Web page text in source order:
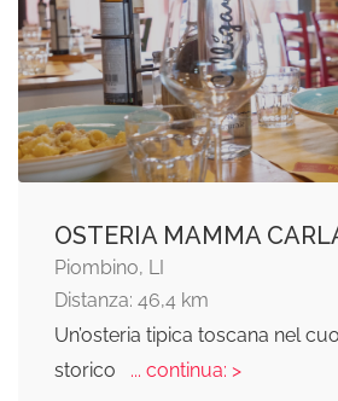
OSTERIA MAMMA
Piombino, LI
Distanza: 46,4 km
Un’osteria tipica toscana nel
storico
... continua: >